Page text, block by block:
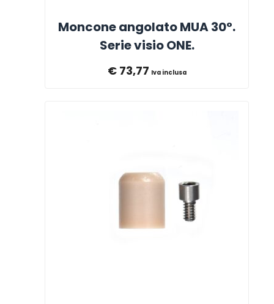
Moncone angolato MUA 30°.
Serie visio ONE.
€73,77 Iva inclusa